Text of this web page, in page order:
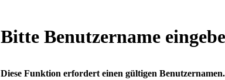
Bitte Benutzername
Diese Funktion erfordert einen gültigen